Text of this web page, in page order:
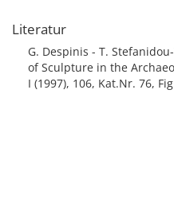
Literatur
G. Despinis - T.
of Sculpture in the
I (1997), 106, Kat.Nr. 76,